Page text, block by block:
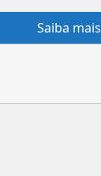
Saiba mais